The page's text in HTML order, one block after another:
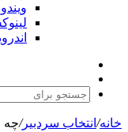
ویندوز
پوسته
خانه/ انتخاب سردبیر/